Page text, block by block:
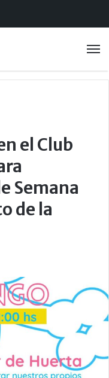
el Club
Semana
de la